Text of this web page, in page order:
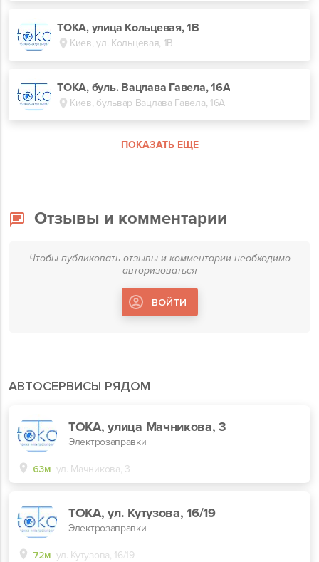
ТОКА, улица Кольцевая, 1В
Киев, ул. Кольцевая, 1В
TOKA, буль. Вацлава Гавела, 16А
Киев, бульвар Вацлава Гавела, 16А
ПОКАЗАТЬ ЕЩЕ
АВТОСЕРВИСЫ РЯДОМ
TOKA, улица Мачникова, 3
Электрозаправки
63м ул. Мачникова, 3
ТОКА, ул. Кутузова, 16/19
Электрозаправки
72м ул. Кутузова, 16/19
Отзывы и комментарии
Чтобы публиковать отзывы и комментарии необходимо
авторизоваться
ВОЙТИ